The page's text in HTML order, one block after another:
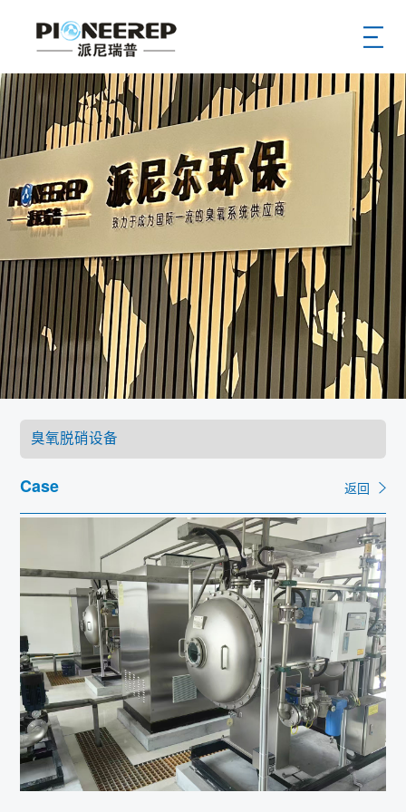
首页
公司
新闻
产品
服务
案例
供应商
招聘
联系
Case 返回